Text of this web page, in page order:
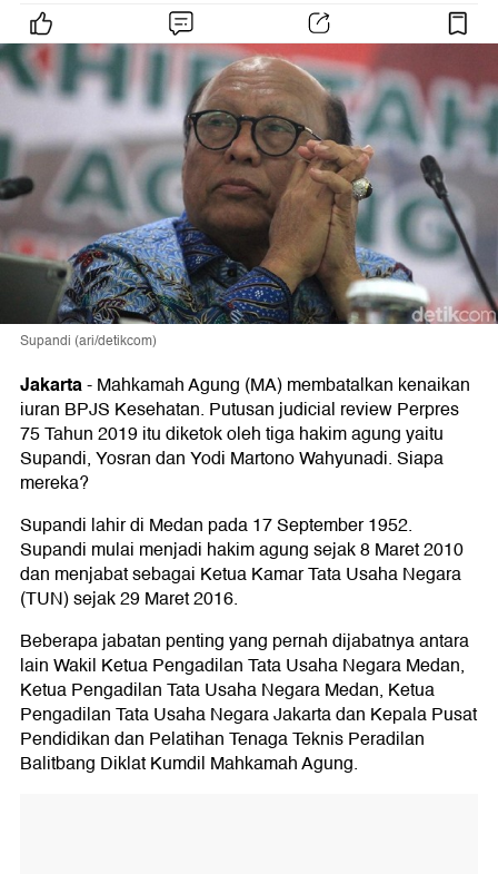
Supandi (ari/detikcom)
Jakarta-Mahkamah Agung (MA) membatalkan kenaikan
iuran BPJS Kesehatan. Putusan judicial review Perpres
75 Tahun 2019 itu diketok oleh tiga hakim agung yaitu
Supandi, Yosran dan Yodi Martono Wahyunadi. Siapa
mereka?
Supandi lahir di Medan pada 17 September 1952.
Supandi mulai menjadi hakim agung sejak 8 Maret 2010
dan menjabat sebagai Ketua Kamar Tata Usaha Negara
(TUN) sejak 29 Maret 2016.
Beberapa jabatan penting yang pernah dijabatnya antara
lain Wakil Ketua Pengadilan Tata Usaha Negara Medan,
Ketua Pengadilan Tata Usaha Negara Medan, Ketua
Pengadilan Tata Usaha Negara Jakarta dan Kepala Pusat
Pendidikan dan Pelatihan Tenaga Teknis Peradilan
Balitbang Diklat Kumdil Mahkamah Agung.